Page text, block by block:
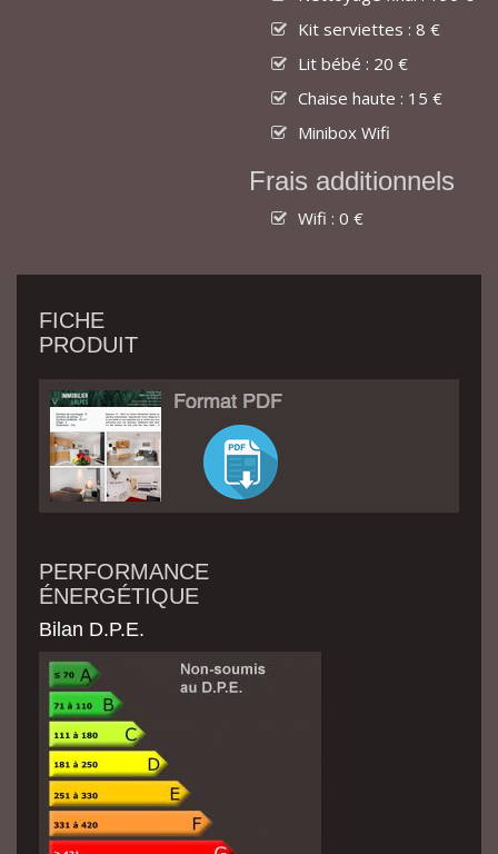
Kit serviettes : 8 €
Lit bébé : 20 €
Chaise haute : 15 €
Minibox Wifi
Frais additionnels
Wifi : 0 €
FICHE
PRODUIT
PERFORMANCE
ÉNERGÉTIQUE
Bilan D.P.E.